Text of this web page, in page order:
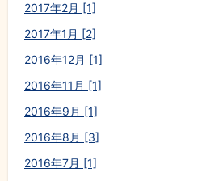
2017年2月 [1]
2017年1月 [2]
2016年12月 [1]
2016年11月 [1]
2016年9月 [1]
2016年8月 [3]
2016年7月 [1]